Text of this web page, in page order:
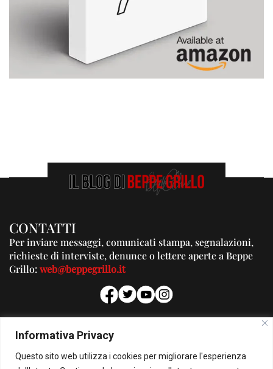
Informativa Privacy
Questo sito web utilizza i cookies per migliorare l'esperienza
CONTATTI
Per inviare messaggi, comunicati stampa, segnalazioni,
richieste di interviste, denunce o lettere aperte a Beppe
Grillo:web@beppegrillo.it
PUBBLICITA'
Per la tua pubblicità su questo Blog:
pubblicita@beppegrillo.it